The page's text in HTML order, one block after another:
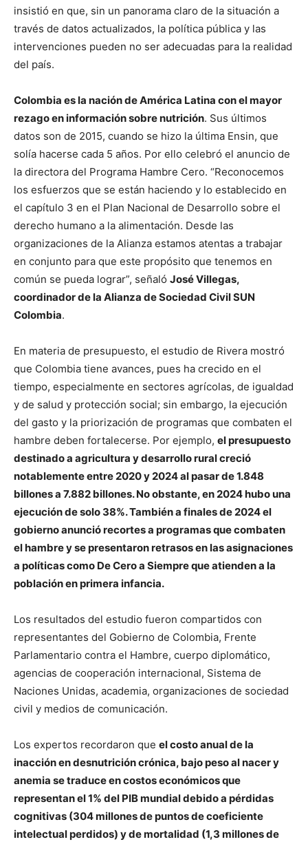
insistió en que, sin un panorama claro de la situación a
través de datos actualizados, la política pública y las
intervenciones pueden no ser adecuadas para la realidad
del país.
Colombia es la nación de América Latina con el mayor
rezago en información sobre nutrición. Sus últimos
datos son de 2015, cuando se hizo la última Ensin, que
solía hacerse cada 5 años. Por ello celebró el anuncio de
la directora del Programa Hambre Cero. “Reconocemos
los esfuerzos que se están haciendo y lo establecido en
el capítulo 3 en el Plan Nacional de Desarrollo sobre el
derecho humano a la alimentación. Desde las
organizaciones de la Alianza estamos atentas a trabajar
en conjunto para que este propósito que tenemos en
común se pueda lograr”, señaló José Villegas,
coordinador de la Alianza de Sociedad Civil SUN
Colombia.
En materia de presupuesto, el estudio de Rivera mostró
que Colombia tiene avances, pues ha crecido en el
tiempo, especialmente en sectores agrícolas, de igualdad
y de salud y protección social; sin embargo, la ejecución
del gasto y la priorización de programas que combaten el
hambre deben fortalecerse. Por ejemplo, el presupuesto
destinado a agricultura y desarrollo rural creció
notablemente entre 2020 y 2024 al pasar de 1.848
billones a 7.882 billones. No obstante, en 2024 hubo una
ejecución de solo 38%. También a finales de 2024 el
gobierno anunció recortes a programas que combaten
el hambre y se presentaron retrasos en las asignaciones
a políticas como De Cero a Siempre que atienden a la
población en primera infancia.
Los resultados del estudio fueron compartidos con
representantes del Gobierno de Colombia, Frente
Parlamentario contra el Hambre, cuerpo diplomático,
agencias de cooperación internacional, Sistema de
Naciones Unidas, academia, organizaciones de sociedad
civil y medios de comunicación.
Los expertos recordaron que el costo anual de la
inacción en desnutrición crónica, bajo peso al nacer y
anemia se traduce en costos económicos que
representan el 1% del PIB mundial debido a pérdidas
cognitivas (304 millones de puntos de coeficiente
intelectual perdidos) y de mortalidad (1,3 millones de